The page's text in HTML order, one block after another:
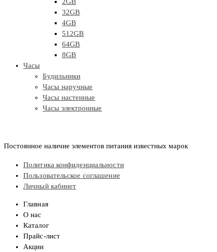
2GB
32GB
4GB
512GB
64GB
8GB
Часы
Будильники
Часы наручные
Часы настенные
Часы электронные
Постоянное наличие элементов питания известных марок
Политика конфиденциальности
Пользовательское соглашение
Личный кабинет
Главная
О нас
Каталог
Прайс-лист
Акции